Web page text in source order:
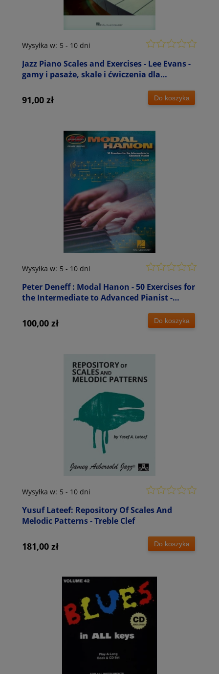
Jazz Piano Scales and Exercises - Lee Evans -
gamy i pasaże, skale i ćwiczenia dla
Wysyłka w: 5 - 10 dni
91,00 zł Do koszyka
Peter Deneff : Modal Hanon - 50 Exercises for
the Intermediate to Advanced Pianist -
Wysyłka w: 5 - 10 dni
100,00 zł Do koszyka
Yusuf Lateef: Repository Of Scales And
Melodic Patterns - Treble Clef
Wysyłka w: 5 - 10 dni
181,00 zł Do koszyka